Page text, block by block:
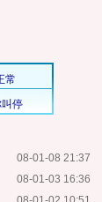
08-01-08 21:37
08-01-03 16:36